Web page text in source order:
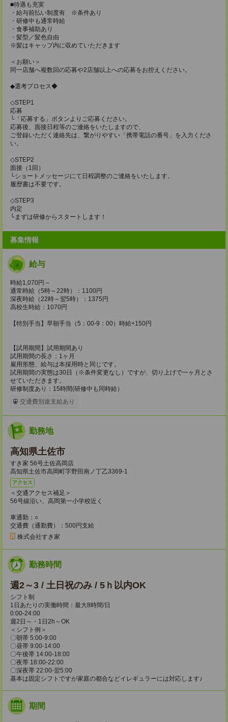
■待遇も充実
・給与前払い制度有 ※条件あり
・研修中も通常時給
・食事補助あり
・髪型／髪色自由
※髪はキャップ内に収めていただきます
＜お願い＞
同一店舗へ複数回の応募や2店舗以上への応募をお控えください。
◆選考プロセス◆
◇STEP1
応募
└「応募する」ボタンよりご応募ください。
応募後、面接日程等のご連絡をいたしますので、
ご登録いただく連絡先は、繋がりやすい「携帯電話の番号」を入力くださ
い。
◇STEP2
面接（1回）
└ショートメッセージにて日程調整のご連絡をいたします。
履歴書は不要です。
◇STEP3
内定
└まずは研修からスタートします！
募集情報
給与
時給1,070円～
通常時給（5時～22時）：1100円
深夜時給（22時～翌5時）：1375円
高校生時給：1070円
【特別手当】早朝手当（5：00-9：00）時給+150円
【試用期間】試用期間あり
試用期間の長さ：1ヶ月
雇用形態、給与は本採用時と同じです。
試用期間の実態は30日（※条件変更なし）ですが、切り上げで一ヶ月とさ
せていただきます。
研修制度あり：15時間(研修中も同時給）
交通費別途支給あり
勤務地
高知県土佐市
すき家 56号土佐高岡店
高知県土佐市高岡町字野田南ノ丁乙3369-1
アクセス
＜交通アクセス補足＞
56号線沿い、高岡第一小学校近く
車通勤：○
交通費（通勤費）：500円支給
株式会社すき家
勤務時間
週2～3 / 土日祝のみ / 5ｈ以内OK
シフト制
1日あたりの実働時間：最大8時間/日
0:00-24:00
週2日～・1日2h～OK
＜シフト例＞
〇朝帯 5:00-9:00
〇昼帯 9:00-14:00
〇午後帯 14:00-18:00
〇夜帯 18:00-22:00
〇深夜帯 22:00-翌5:00
基本は固定シフトですが家庭の都合などイレギュラーには対応します♪
期間